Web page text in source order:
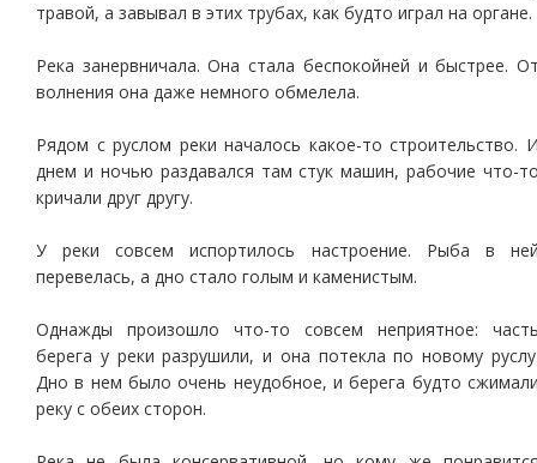
травой, а завывал в этих трубах, как будто играл на органе.
Река занервничала. Она стала беспокойней и быстрее.
волнения она даже немного обмелела.
Рядом с руслом реки началось какое-то строительство.
днем и ночью раздавался там стук машин, рабочие что-
кричали друг другу.
У реки совсем испортилось настроение. Рыба в
перевелась, а дно стало голым и каменистым.
Однажды произошло что-то совсем неприятное:
берега у реки разрушили, и она потекла по новому
Дно в нем было очень неудобное, и берега будто
реку с обеих сторон.